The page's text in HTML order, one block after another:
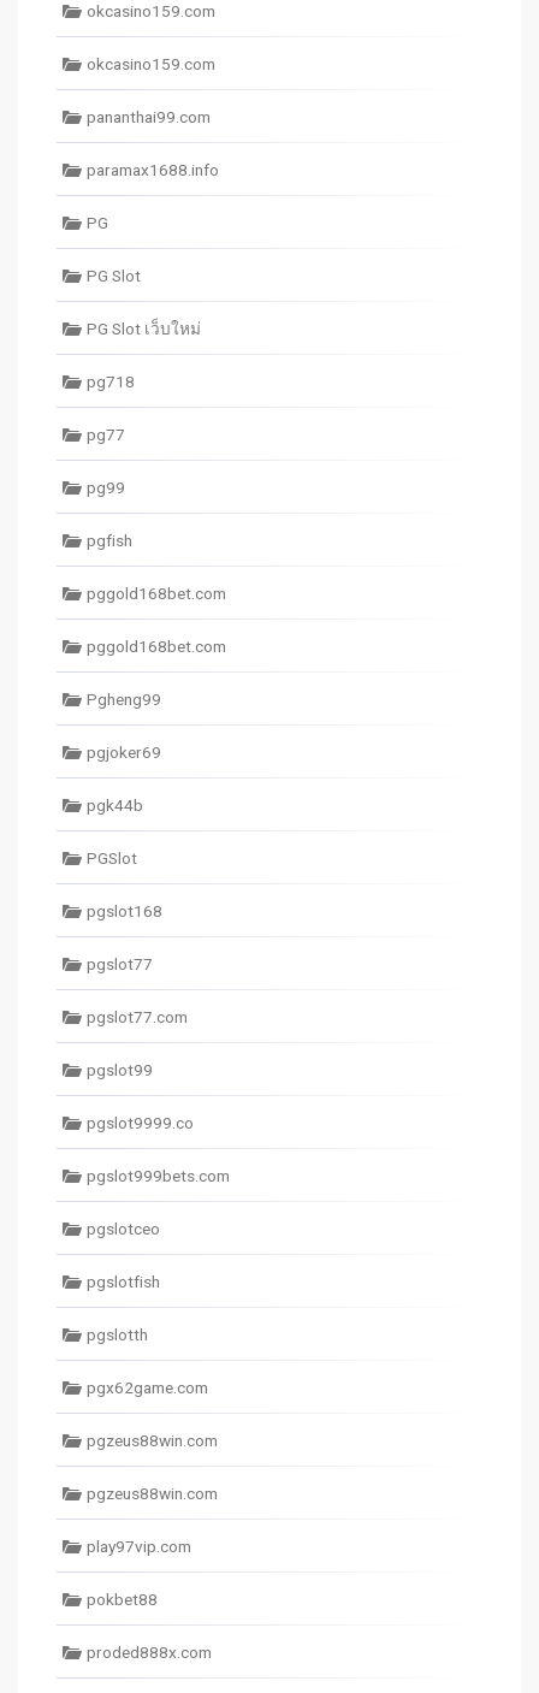
okcasino159.com
okcasino159.com
pananthai99.com
paramax1688.info
PG
PG Slot
PG Slot เว็บใหม่
pg718
pg77
pg99
pgfish
pggold168bet.com
pggold168bet.com
Pgheng99
pgjoker69
pgk44b
PGSlot
pgslot168
pgslot77
pgslot77.com
pgslot99
pgslot9999.co
pgslot999bets.com
pgslotceo
pgslotfish
pgslotth
pgx62game.com
pgzeus88win.com
pgzeus88win.com
play97vip.com
pokbet88
proded888x.com